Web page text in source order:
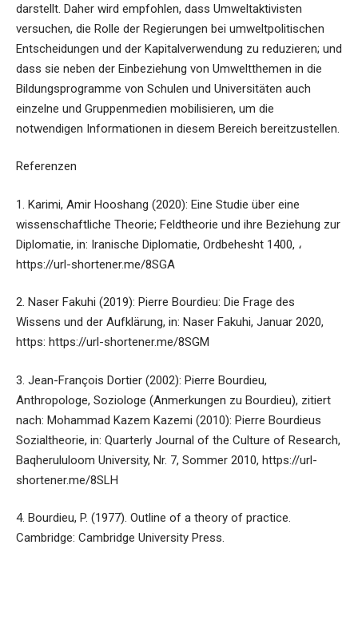
darstellt. Daher wird empfohlen, dass Umweltaktivisten
versuchen, die Rolle der Regierungen bei umweltpolitischen
Entscheidungen und der Kapitalverwendung zu reduzieren; und
dass sie neben der Einbeziehung von Umweltthemen in die
Bildungsprogramme von Schulen und Universitäten auch
einzelne und Gruppenmedien mobilisieren, um die
notwendigen Informationen in diesem Bereich bereitzustellen.
Referenzen
1. Karimi, Amir Hooshang (2020): Eine Studie über eine
wissenschaftliche Theorie; Feldtheorie und ihre Beziehung zur
Diplomatie, in: Iranische Diplomatie, Ordbehesht 1400, ،
https://url-shortener.me/8SGA
2. Naser Fakuhi (2019): Pierre Bourdieu: Die Frage des
Wissens und der Aufklärung, in: Naser Fakuhi, Januar 2020,
https: https://url-shortener.me/8SGM
3. Jean-François Dortier (2002): Pierre Bourdieu,
Anthropologe, Soziologe (Anmerkungen zu Bourdieu), zitiert
nach: Mohammad Kazem Kazemi (2010): Pierre Bourdieus
Sozialtheorie, in: Quarterly Journal of the Culture of Research,
Baqherululoom University, Nr. 7, Sommer 2010, https://url-
shortener.me/8SLH
4. Bourdieu, P. (1977). Outline of a theory of practice.
Cambridge: Cambridge University Press.